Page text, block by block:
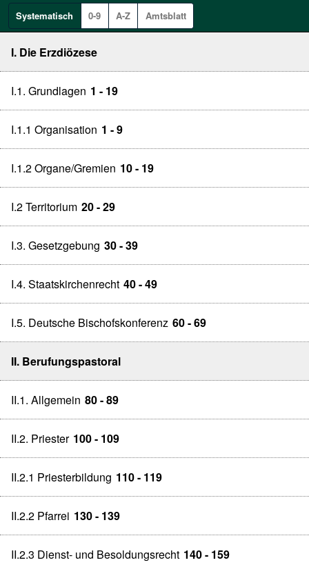
Systematisch 0-9 A-Z Amtsblatt
I. Die Erzdiözese
I.1. Grundlagen 1 - 19
I.1.1 Organisation 1 - 9
I.1.2 Organe/Gremien 10 - 19
I.2 Territorium 20 - 29
I.3. Gesetzgebung 30 - 39
I.4. Staatskirchenrecht 40 - 49
I.5. Deutsche Bischofskonferenz 60 - 69
II. Berufungspastoral
II.1. Allgemein 80 - 89
II.2. Priester 100 - 109
II.2.1 Priesterbildung 110 - 119
II.2.2 Pfarrei 130 - 139
II.2.3 Dienst- und Besoldungsrecht 140 - 159